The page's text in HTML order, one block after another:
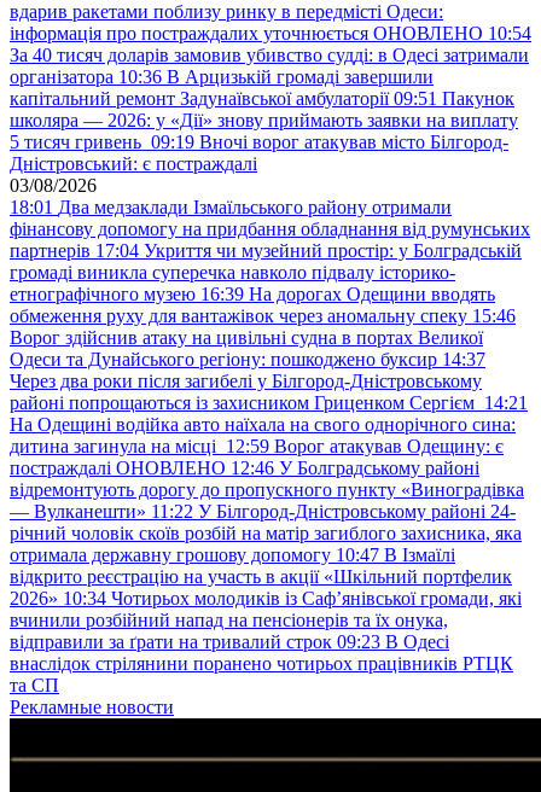
вдарив ракетами поблизу ринку в передмісті Одеси:
інформація про постраждалих уточнюється ОНОВЛЕНО 10:54
За 40 тисяч доларів замовив убивство судді: в Одесі затримали
організатора 10:36 В Арцизькій громаді завершили
капітальний ремонт Задунаївської амбулаторії 09:51 Пакунок
школяра — 2026: у «Дії» знову приймають заявки на виплату
5 тисяч гривень 09:19 Вночі ворог атакував місто Білгород-
Дністровський: є постраждалі
03/08/2026
18:01 Два медзаклади Ізмаїльського району отримали
фінансову допомогу на придбання обладнання від румунських
партнерів 17:04 Укриття чи музейний простір: у Болградській
громаді виникла суперечка навколо підвалу історико-
етнографічного музею 16:39 На дорогах Одещини вводять
обмеження руху для вантажівок через аномальну спеку 15:46
Ворог здійснив атаку на цивільні судна в портах Великої
Одеси та Дунайського регіону: пошкоджено буксир 14:37
Через два роки після загибелі у Білгород-Дністровському
районі попрощаються із захисником Гриценком Сергієм 14:21
На Одещині водійка авто наїхала на свого однорічного сина:
дитина загинула на місці 12:59 Ворог атакував Одещину: є
постраждалі ОНОВЛЕНО 12:46 У Болградському районі
відремонтують дорогу до пропускного пункту «Виноградівка
— Вулканешти» 11:22 У Білгород-Дністровському районі 24-
річний чоловік скоїв розбій на матір загиблого захисника, яка
отримала державну грошову допомогу 10:47 В Ізмаїлі
відкрито реєстрацію на участь в акції «Шкільний портфелик
2026» 10:34 Чотирьох молодиків із Саф’янівської громади, які
вчинили розбійний напад на пенсіонерів та їх онука,
відправили за ґрати на тривалий строк 09:23 В Одесі
внаслідок стрілянини поранено чотирьох працівників РТЦК
та СП
Рекламные новости